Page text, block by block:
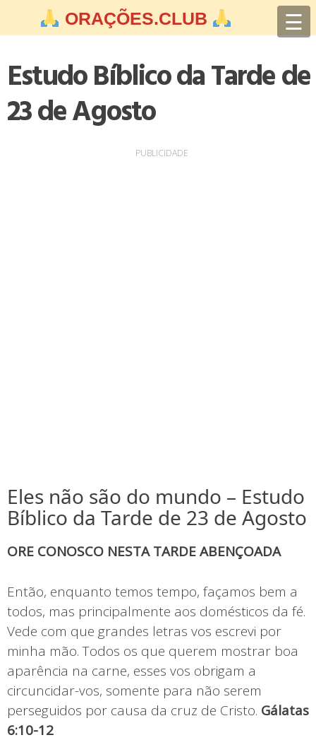
ORAÇÕES.CLUB ☰
Estudo Bíblico da Tarde de
23 de Agosto
PUBLICIDADE
Eles não são do mundo – Estudo
Bíblico da Tarde de 23 de Agosto
ORE CONOSCO NESTA TARDE ABENÇOADA
Então, enquanto temos tempo, façamos bem a
todos, mas principalmente aos domésticos da fé.
Vede com que grandes letras vos escrevi por
minha mão. Todos os que querem mostrar boa
aparência na carne, esses vos obrigam a
circuncidar-vos, somente para não serem
perseguidos por causa da cruz de Cristo. Gálatas
6:10-12